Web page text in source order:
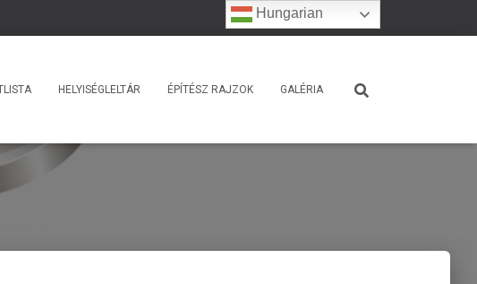
HELYISÉGLELTÁR ÉPÍTÉSZ RAJZOK GALÉRIA
Hungarian